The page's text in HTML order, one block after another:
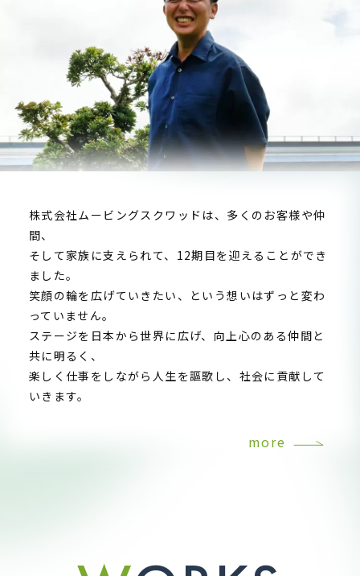
株式会社ムービングスクワッドは、多くのお客様や仲
間、
そして家族に支えられて、12期目を迎えることができ
ました。
笑顔の輪を広げていきたい、という想いはずっと変わ
っていません。
ステージを日本から世界に広げ、向上心のある仲間と
共に明るく、
楽しく仕事をしながら人生を謳歌し、社会に貢献して
いきます。
more